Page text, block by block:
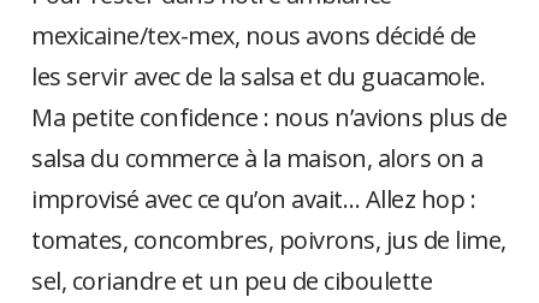
mexicaine/tex-mex, nous avons décidé de
les servir avec de la salsa et du guacamole.
Ma petite confidence : nous n’avions plus de
salsa du commerce à la maison, alors on a
improvisé avec ce qu’on avait… Allez hop :
tomates, concombres, poivrons, jus de lime,
sel, coriandre et un peu de ciboulette